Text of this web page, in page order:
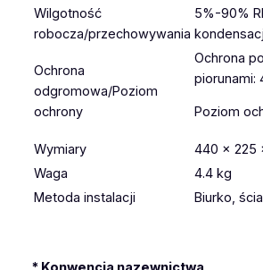
Wilgotność
robocza/przechowywania
5%-90%
Ochrona
odgromowa/Poziom
ochrony
Ochrona
piorunami:
Poziom
Wymiary
440 × 225
Waga
4.4 kg
Metoda instalacji
Biurko,